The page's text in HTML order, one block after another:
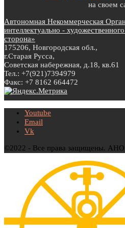
на своем
Автономная Некоммерческая
интеллектуально -
сторона»
175206, Новгородская обл.,
г.Старая Русса,
Советская набережная, д.18, кв.61
Тел.: +7(921)7394979
Факс: +7 8162 664472
Youtube
Email
Vk
©2022 - Все права защищены. АНО